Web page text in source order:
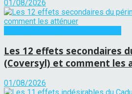
01/08/2026
Les 12 effets secondaires
(Coversyl) et comment les
01/08/2026